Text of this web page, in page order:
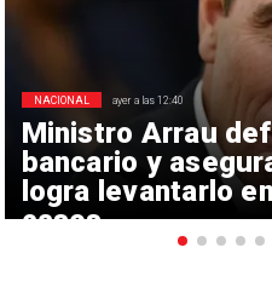
Ministro Arrau
bancario y
logra levantarlo
casos
NACIONAL ayer a las 12:40